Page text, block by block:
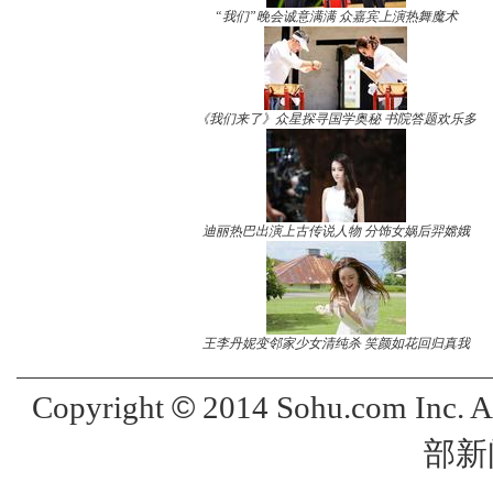
“我们”晚会诚意满满 众嘉宾上演热舞魔术
《我们来了》众星探寻国学奥秘 书院答题欢乐多
迪丽热巴出演上古传说人物 分饰女娲后羿嫦娥
王李丹妮变邻家少女清纯杀 笑颜如花回归真我
Copyright ©2014 Sohu.com Inc.
部